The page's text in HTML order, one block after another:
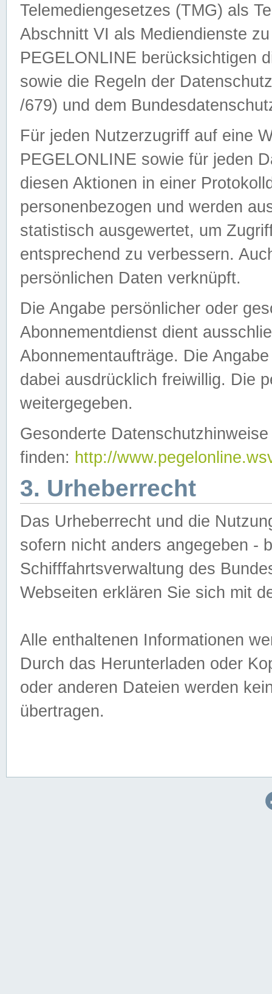
Telemediengesetzes (TMG) als
Abschnitt VI als Mediendienste
PEGELONLINE berücksichtigen
sowie die Regeln der
/679) und dem
Für jeden Nutzerzugriff auf eine
PEGELONLINE sowie für jeden
diesen Aktionen in einer
personenbezogen und werden
statistisch ausgewertet, um
entsprechend zu verbessern.
persönlichen Daten verknüpft.
Die Angabe persönlicher oder
Abonnementdienst dient
Abonnementaufträge. Die
dabei ausdrücklich freiwillig. Die
weitergegeben.
Gesonderte
finden: http://
3. Urheberrecht
Das Urheberrecht und die
sofern nicht anders angegeben -
Schifffahrtsverwaltung des
Webseiten erklären Sie sich mit
Alle enthaltenen Informationen
Durch das Herunterladen oder
oder anderen Dateien werden
übertragen.